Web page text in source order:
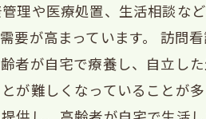
理や医療処置、生活相談な
が高まっています。 訪問
者が自宅で療養し、自立し
が難しくなっていることが